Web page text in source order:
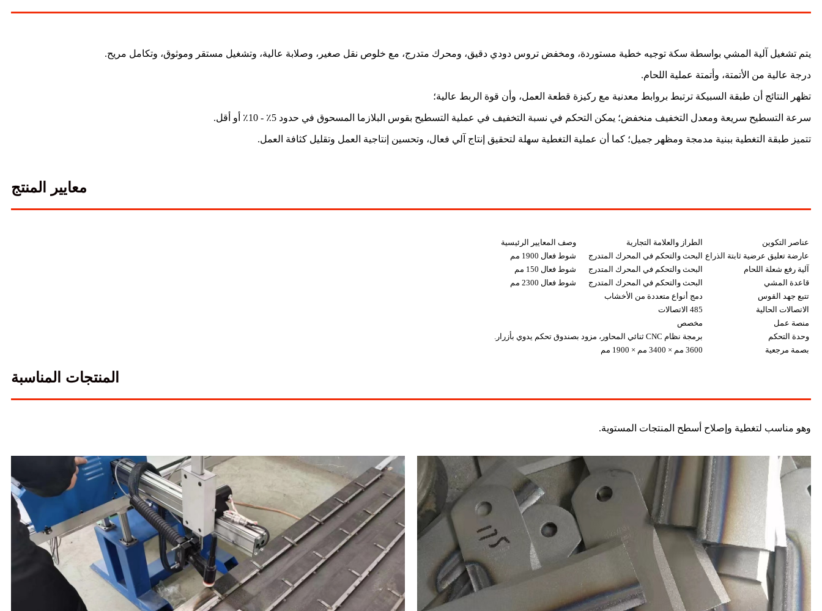
يتم تشغيل آلية المشي بواسطة سكة توجيه خطية مستوردة، ومخفض تروس دودي دقيق، ومحرك متدرج، مع خلوص نقل صغير، وصلابة عالية، وتشغيل مستقر وموثوق، وتكامل مريح.
درجة عالية من الأتمتة، وأتمتة عملية اللحام.
تظهر النتائج أن طبقة السبيكة ترتبط بروابط معدنية مع ركيزة قطعة العمل، وأن قوة الربط عالية؛
سرعة التسطيح سريعة ومعدل التخفيف منخفض؛ يمكن التحكم في نسبة التخفيف في عملية التسطيح بقوس البلازما المسحوق في حدود 5٪ - 10٪ أو أقل.
تتميز طبقة التغطية ببنية مدمجة ومظهر جميل؛ كما أن عملية التغطية سهلة لتحقيق إنتاج آلي فعال، وتحسين إنتاجية العمل وتقليل كثافة العمل.
معايير المنتج
عناصر التكوين الطراز والعلامة التجارية
وصف المعايير الرئيسية
عارضة تعليق عرضية ثابتة الذراع البحث والتحكم في المحرك المتدرج
شوط فعال 1900 مم
آلية رفع شعلة اللحام
البحث والتحكم في المحرك المتدرج
شوط فعال 150 مم
قاعدة المشي
البحث والتحكم في المحرك المتدرج
شوط فعال 2300 مم
تتبع جهد القوس
دمج أنواع متعددة من الأخشاب
الاتصالات الحالية
485 الاتصالات
منصة عمل
مخصص
وحدة التحكم
برمجة نظام CNC ثنائي المحاور، مزود بصندوق تحكم يدوي بأزرار.
بصمة مرجعية
3600 مم × 3400 مم × 1900 مم
المنتجات المناسبة
وهو مناسب لتغطية وإصلاح أسطح المنتجات المستوية.